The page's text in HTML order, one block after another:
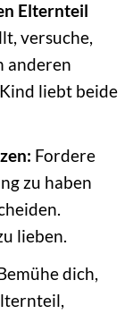
Elternteil
versuche,
anderen
liebt beide
Fordere
zu haben
lieben.
dich,